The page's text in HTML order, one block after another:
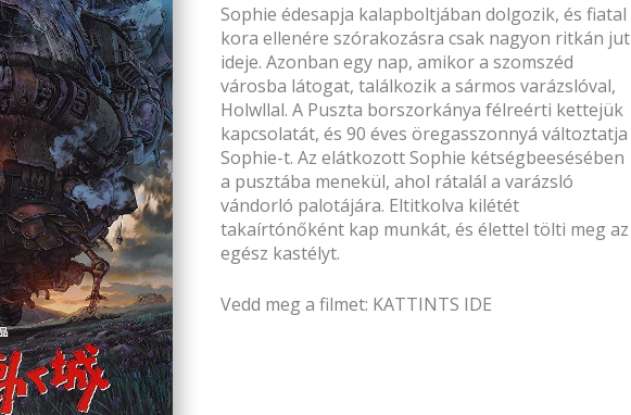
Sophie édesapja kalapboltjában dolgozik, és fiatal
kora ellenére szórakozásra csak nagyon ritkán jut
ideje. Azonban egy nap, amikor a szomszéd
városba látogat, találkozik a sármos varázslóval,
Holwllal. A Puszta borszorkánya félreérti kettejük
kapcsolatát, és 90 éves öregasszonnyá változtatja
Sophie-t. Az elátkozott Sophie kétségbeesésében
a pusztába menekül, ahol rátalál a varázsló
vándorló palotájára. Eltitkolva kilétét
takaírtónőként kap munkát, és élettel tölti meg az
egész kastélyt.
Vedd meg a filmet: KATTINTS IDE